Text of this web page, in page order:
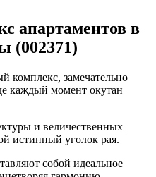
апартаментов в
(002371)
комплекс, замечательно
каждый момент окутан
и величественных
истинный уголок рая.
собой идеальное